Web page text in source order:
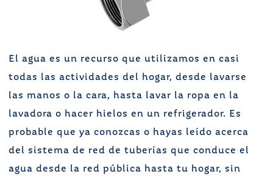
El agua es un recurso que utilizamos en casi
todas las actividades del hogar, desde lavarse
las manos o la cara, hasta lavar la ropa en la
lavadora o hacer hielos en un refrigerador. Es
probable que ya conozcas o hayas leído acerca
del sistema de red de tuberías que conduce el
agua desde la red pública hasta tu hogar, sin